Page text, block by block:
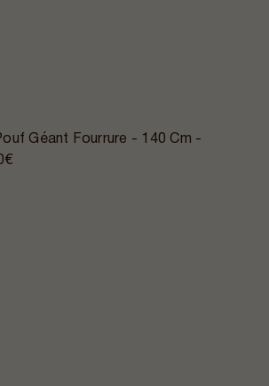
Géant Fourrure - 140 Cm -